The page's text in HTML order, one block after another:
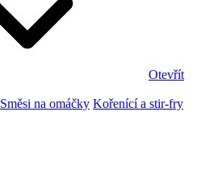
Otevřít
Směsi na omáčky Kořenící a stir-fry